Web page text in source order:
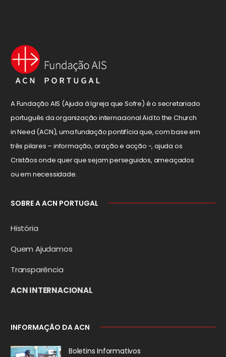
A Fundação AIS (Ajuda à Igreja que Sofre) é o secretariado
português da organização internacional Aid to the Church
in Need (ACN), uma fundação pontifícia que, com base em
três pilares – informação, oração e acção -, ajuda os
Cristãos onde quer que sejam perseguidos, ameaçados
ou em necessidade.
SOBRE A ACN PORTUGAL
História
Quem Ajudamos
Transparência
ACN INTERNACIONAL
INFORMAÇÃO DA ACN
Boletins Informativos